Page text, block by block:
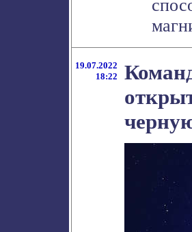
19.07.2022
18:22